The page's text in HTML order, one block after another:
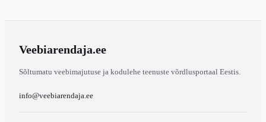
Veebiarendaja.ee
Sõltumatu veebimajutuse ja kodulehe teenuste võrdlusportaal Eestis.
info@veebiarendaja.ee